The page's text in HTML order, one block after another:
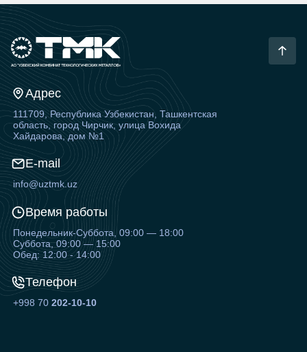
Адрес
111709, Республика Узбекистан, Ташкентская
область, город Чирчик, улица Вохида
Хайдарова, дом №1
E-mail
info@uztmk.uz
Время работы
Понедельник-Суббота, 09:00 — 18:00
Суббота, 09:00 — 15:00
Обед: 12:00 - 14:00
Телефон
+998 70202-10-10